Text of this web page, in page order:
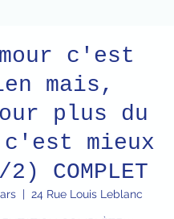
c'est
mais,
plus du
mieux
COMPLET
  |
24 Rue Louis Leblanc